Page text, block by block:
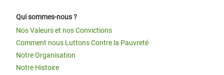
Qui sommes-nous ?
Nos Valeurs et nos Convictions
Comment nous Luttons Contre la Pauvreté
Notre Organisation
Notre Histoire